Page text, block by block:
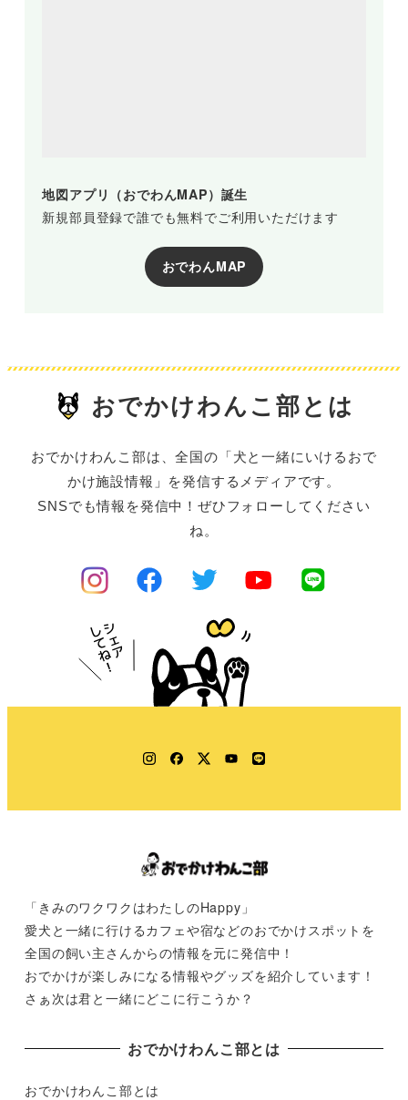
地図アプリ（おでわんMAP）誕生
新規部員登録で誰でも無料でご利用いただけます
おでわんMAP
おでかけわんこ部とは
おでかけわんこ部は、全国の「犬と一緒にいけるおで
かけ施設情報」を発信するメディアです。
SNSでも情報を発信中！ぜひフォローしてください
ね。
Instagram
Facebook
TwitterYouTube
LINE
「きみのワクワクはわたしのHappy」
愛犬と一緒に行けるカフェや宿などのおでかけスポットを
全国の飼い主さんからの情報を元に発信中！
おでかけが楽しみになる情報やグッズを紹介しています！
さぁ次は君と一緒にどこに行こうか？
おでかけわんこ部とは
おでかけわんこ部とは